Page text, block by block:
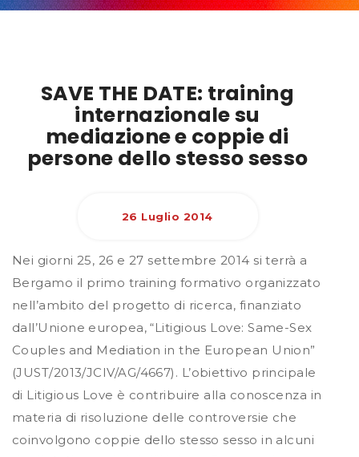
SAVE THE DATE: training
internazionale su
mediazione e coppie di
persone dello stesso sesso
26 Luglio 2014
Nei giorni 25, 26 e 27 settembre 2014 si terrà a
Bergamo il primo training formativo organizzato
nell’ambito del progetto di ricerca, finanziato
dall’Unione europea, “Litigious Love: Same-Sex
Couples and Mediation in the European Union”
(JUST/2013/JCIV/AG/4667). L’obiettivo principale
di Litigious Love è contribuire alla conoscenza in
materia di risoluzione delle controversie che
coinvolgono coppie dello stesso sesso in alcuni